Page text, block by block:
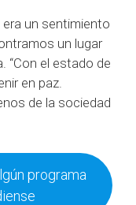
un sentimiento
un lugar
“Con el estado de
en paz.
de la sociedad
programa